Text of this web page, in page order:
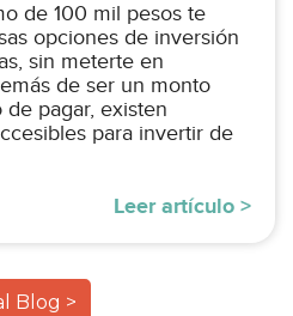
de 100 mil pesos te
opciones de inversión
sin meterte en
de ser un monto
pagar, existen
para invertir de
Leer artículo >
Blog >